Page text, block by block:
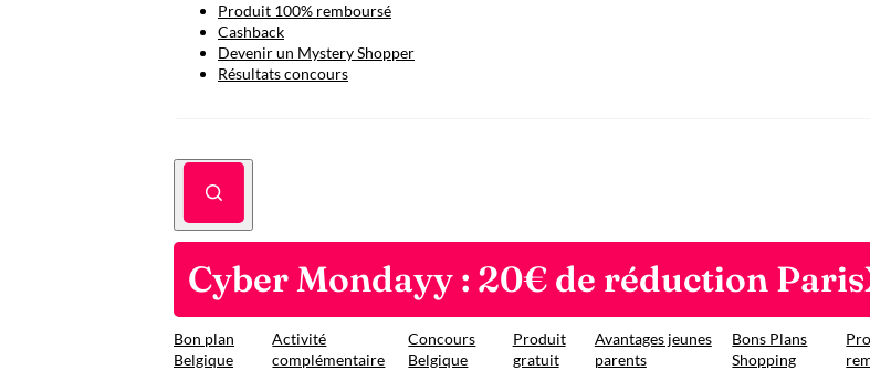
Produit 100% remboursé
Cashback
Devenir un Mystery Shopper
Résultats concours
Cyber Mondayy : 20€ de réduction
Bon plan
Belgique
Activité
complémentaire
Concours
Belgique
Produit
gratuit
Avantages jeunes
parents
Bons Plans
Shopping